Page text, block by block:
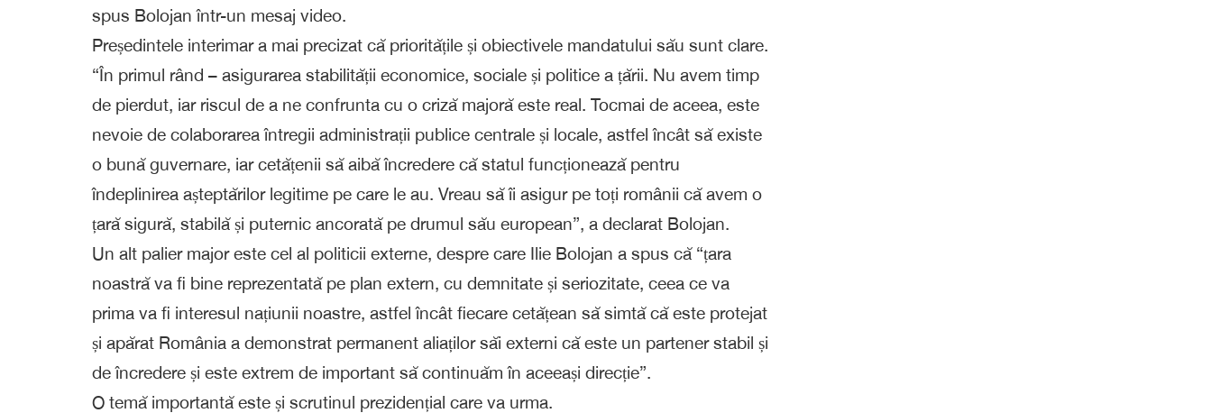
spus Bolojan într-un mesaj video.
Președintele interimar a mai precizat că prioritățile și obiectivele mandatului său sunt clare.
“În primul rând – asigurarea stabilității economice, sociale și politice a țării. Nu avem timp
de pierdut, iar riscul de a ne confrunta cu o criză majoră este real. Tocmai de aceea, este
nevoie de colaborarea întregii administrații publice centrale și locale, astfel încât să existe
o bună guvernare, iar cetățenii să aibă încredere că statul funcționează pentru
îndeplinirea așteptărilor legitime pe care le au. Vreau să îi asigur pe toți românii că avem o
țară sigură, stabilă și puternic ancorată pe drumul său european”, a declarat Bolojan.
Un alt palier major este cel al politicii externe, despre care Ilie Bolojan a spus că “țara
noastră va fi bine reprezentată pe plan extern, cu demnitate și seriozitate, ceea ce va
prima va fi interesul națiunii noastre, astfel încât fiecare cetățean să simtă că este protejat
și apărat România a demonstrat permanent aliaților săi externi că este un partener stabil și
de încredere și este extrem de important să continuăm în aceeași direcție”.
O temă importantă este și scrutinul prezidențial care va urma.